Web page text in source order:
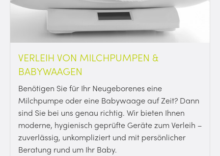
VERLEIH VON MILCHPUMPEN &
BABYWAAGEN
Benötigen Sie für Ihr Neugeborenes eine
Milchpumpe oder eine Babywaage auf Zeit? Dann
sind Sie bei uns genau richtig. Wir bieten Ihnen
moderne, hygienisch geprüfte Geräte zum Verleih –
zuverlässig, unkompliziert und mit persönlicher
Beratung rund um Ihr Baby.